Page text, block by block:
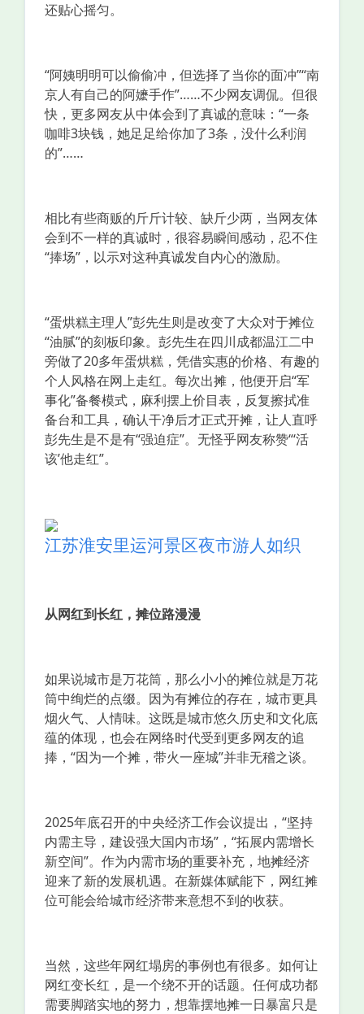
还贴心摇匀。
“阿姨明明可以偷偷冲，但选择了当你的面冲”“南
京人有自己的阿嬷手作”……不少网友调侃。但很
快，更多网友从中体会到了真诚的意味：“一条
咖啡3块钱，她足足给你加了3条，没什么利润
的”……
相比有些商贩的斤斤计较、缺斤少两，当网友体
会到不一样的真诚时，很容易瞬间感动，忍不住
“捧场”，以示对这种真诚发自内心的激励。
“蛋烘糕主理人”彭先生则是改变了大众对于摊位
“油腻”的刻板印象。彭先生在四川成都温江二中
旁做了20多年蛋烘糕，凭借实惠的价格、有趣的
个人风格在网上走红。每次出摊，他便开启“军
事化”备餐模式，麻利摆上价目表，反复擦拭准
备台和工具，确认干净后才正式开摊，让人直呼
彭先生是不是有“强迫症”。无怪乎网友称赞“‘活
该’他走红”。
江苏淮安里运河景区夜市游人如织
从网红到长红，摊位路漫漫
如果说城市是万花筒，那么小小的摊位就是万花
筒中绚烂的点缀。因为有摊位的存在，城市更具
烟火气、人情味。这既是城市悠久历史和文化底
蕴的体现，也会在网络时代受到更多网友的追
捧，“因为一个摊，带火一座城”并非无稽之谈。
2025年底召开的中央经济工作会议提出，“坚持
内需主导，建设强大国内市场”，“拓展内需增长
新空间”。作为内需市场的重要补充，地摊经济
迎来了新的发展机遇。在新媒体赋能下，网红摊
位可能会给城市经济带来意想不到的收获。
当然，这些年网红塌房的事例也有很多。如何让
网红变长红，是一个绕不开的话题。任何成功都
需要脚踏实地的努力，想靠摆地摊一日暴富只是